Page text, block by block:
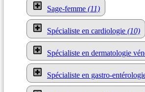
Sage-femme (11)
Spécialiste en cardiologie (10)
Spécialiste en dermatologie
Spécialiste en gastro-